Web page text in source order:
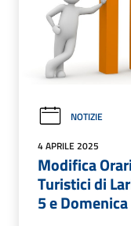
NOTIZIE
4 APRILE 2025
Modifica
Turistici di
5 e